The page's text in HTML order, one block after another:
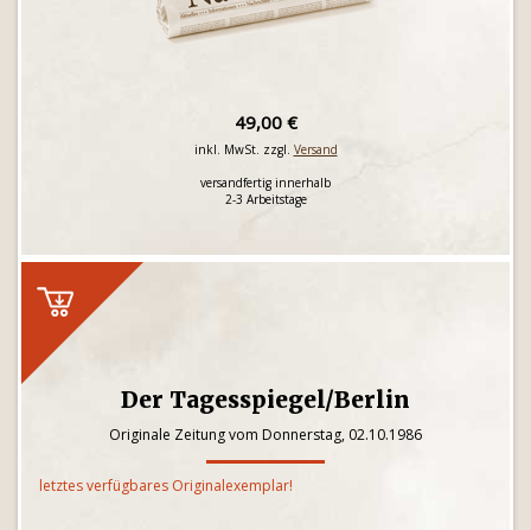
49,00 €
inkl. MwSt. zzgl. Versand
versandfertig innerhalb
2-3 Arbeitstage
Der Tagesspiegel/Berlin
Originale Zeitung vom Donnerstag, 02.10.1986
letztes verfügbares Originalexemplar!